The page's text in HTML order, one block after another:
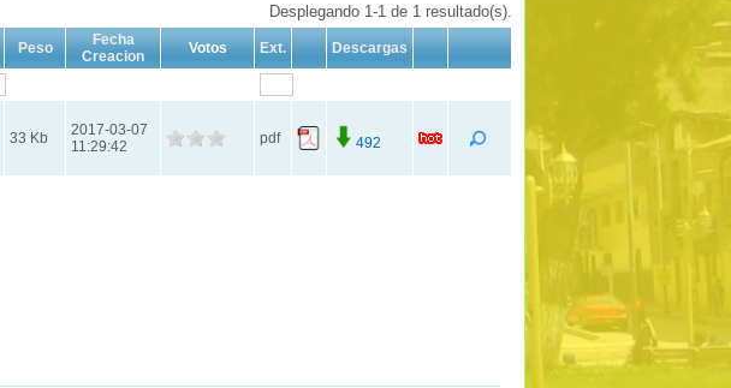
Desplegando 1-1 de 1 resultado(s).
Peso
Fecha
Creacion
Votos Ext. Descargas
33 Kb
2017-03-07
11:29:42
pdf 492